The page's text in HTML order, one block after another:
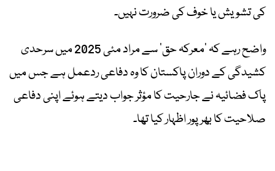
کی تشویش یا خوف کی ضرورت نہیں۔
واضح رہے کہ ’معرکہ حق‘ سے مراد مئی 2025 میں سرحدی
کشیدگی کے دوران پاکستان کا وہ دفاعی ردعمل ہے جس میں
پاک فضائیہ نے جارحیت کا مؤثر جواب دیتے ہوئے اپنی دفاعی
صلاحیت کا بھرپور اظہار کیا تھا۔